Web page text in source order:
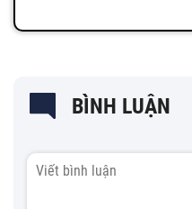
BÌNH LUẬN